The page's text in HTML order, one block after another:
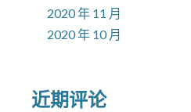
2020 年 11 月
2020 年 10 月
近期评论